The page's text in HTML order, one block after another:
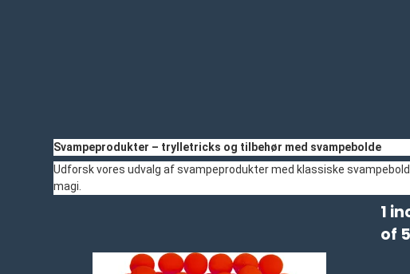
Svampeprodukter – trylletricks og tilbehør med svampebolde
Udforsk vores udvalg af svampeprodukter med klassiske
magi.
1
of